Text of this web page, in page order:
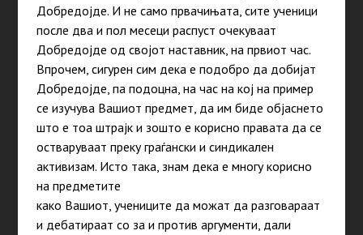
Добредојде. И не само првачињата, сите ученици
после два и пол месеци распуст очекуваат
Добредојде од својот наставник, на првиот час.
Впрочем, сигурен сим дека е подобро да добијат
Добредојде, па подоцна, на час на кој на пример
се изучува Вашиот предмет, да им биде објаснето
што е тоа штрајк и зошто е корисно правата да се
остваруваат преку граѓански и синдикален
активизам. Исто така, знам дека е многу корисно
на предметите
како Вашиот, учениците да можат да разговараат
и дебатираат со за и против аргументи, дали